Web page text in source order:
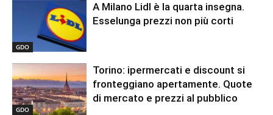
GDO
A Milano Lidl è la quarta insegna.
Esselunga prezzi non più corti
GDO
Torino: ipermercati e discount si
fronteggiano apertamente. Quote
di mercato e prezzi al pubblico